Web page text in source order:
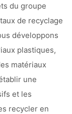
du groupe
de recyclage
développons
plastiques,
matériaux
une
et les
recycler en